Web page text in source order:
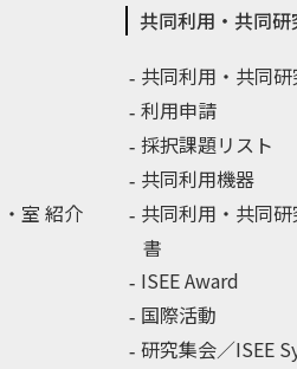
室 紹介
共同利用・共同研
共同利用・共同
利用申請
採択課題リスト
共同利用機器
共同利用・共同
書
ISEE Award
国際活動
研究集会／ISEE